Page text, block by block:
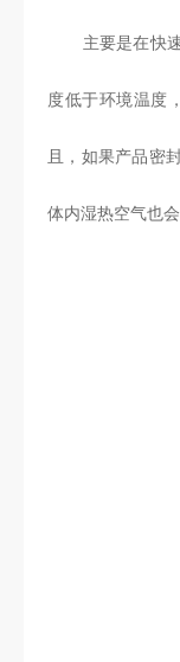
主要是在快速
度低于环境温度
且，如果产品密
体内湿热空气也